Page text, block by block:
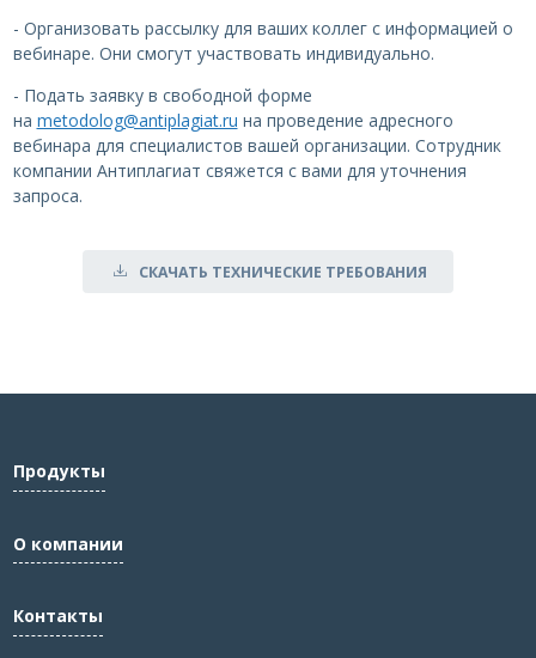
- Организовать рассылку для ваших коллег с информацией о
вебинаре. Они смогут участвовать индивидуально.
- Подать заявку в свободной форме
на metodolog@antiplagiat.ru на проведение адресного
вебинара для специалистов вашей организации. Сотрудник
компании Антиплагиат свяжется с вами для уточнения
запроса.
СКАЧАТЬ ТЕХНИЧЕСКИЕ ТРЕБОВАНИЯ
Продукты
О компании
Контакты